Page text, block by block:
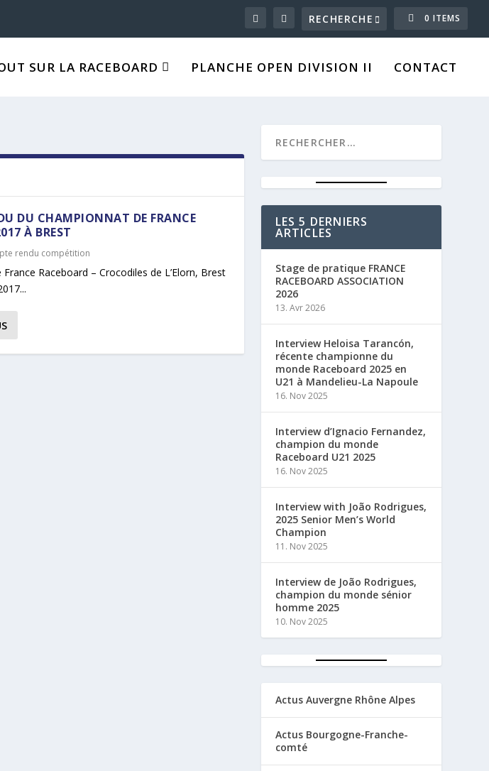
0 ITEMS
SUR LA RACEBOARD PLANCHE OPEN DIVISION II CONTACT
DU CHAMPIONNAT DE FRANCE
À BREST
rendu compétition
Raceboard – Crocodiles de L’Elorn, Brest
LES 5 DERNIERS
ARTICLES
Stage de pratique FRANCE
RACEBOARD ASSOCIATION
2026
13. Avr 2026
Interview Heloisa Tarancón,
récente championne du
monde Raceboard 2025 en
U21 à Mandelieu-La Napoule
16. Nov 2025
Interview d’Ignacio Fernandez,
champion du monde
Raceboard U21 2025
16. Nov 2025
Interview with João Rodrigues,
2025 Senior Men’s World
Champion
11. Nov 2025
Interview de João Rodrigues,
champion du monde sénior
homme 2025
10. Nov 2025
Actus Auvergne Rhône Alpes
Actus Bourgogne-Franche-
comté